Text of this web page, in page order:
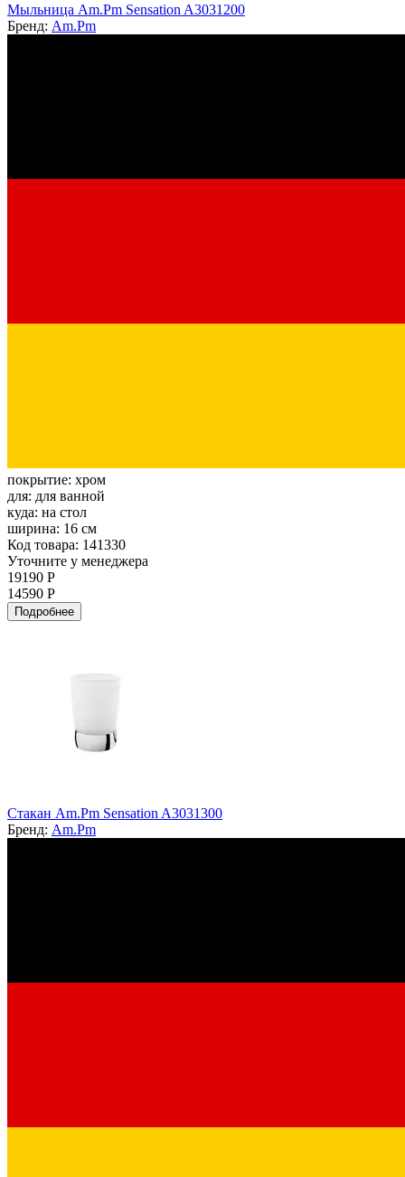
Мыльница Am.Pm Sensation A3031200
Бренд: Am.Pm
покрытие: хром
для: для ванной
куда: на стол
ширина: 16 см
Код товара: 141330
Уточните у менеджера
19190 Р
14590 Р
Подробнее
Стакан Am.Pm Sensation A3031300
Бренд: Am.Pm